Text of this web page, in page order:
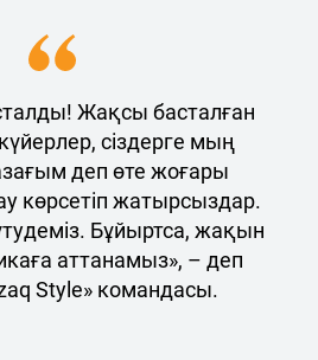
Жақсы басталған
сіздерге мың
деп өте жоғары
көрсетіп жатырсыздар.
Бұйыртса, жақын
аттанамыз», – деп
Style» командасы.